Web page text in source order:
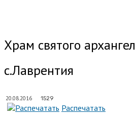
Храм святого
с.Лаврентия
20.08.2016 1529
Распечатать